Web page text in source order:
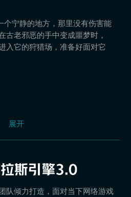
个宁静的地方，那里没有伤害能
古老邪恶的手中变成噩梦时，
入它的狩猎场，准备好面对它
展开
队倾力打造，面对当下网络游戏